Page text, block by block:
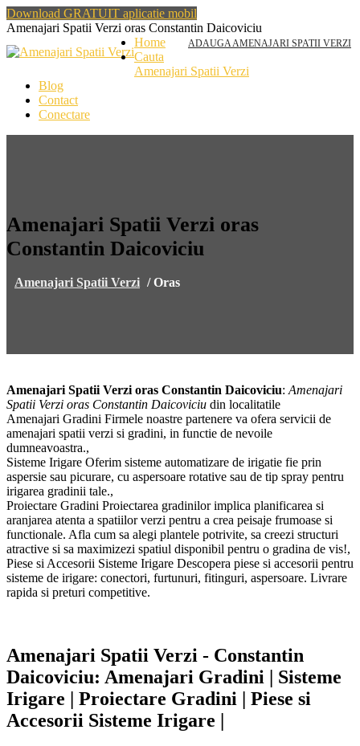
Download GRATUIT aplicatie mobil
Amenajari Spatii Verzi oras Constantin Daicoviciu
ADAUGA AMENAJARI SPATII VERZI
Home
Cauta
Amenajari Spatii Verzi
Blog
Contact
Conectare
Amenajari Spatii Verzi oras
Constantin Daicoviciu
Amenajari Spatii Verzi /Oras
Amenajari Spatii Verzi oras Constantin Daicoviciu: Amenajari
Spatii Verzi oras Constantin Daicoviciu din localitatile
Amenajari Gradini Firmele noastre partenere va ofera servicii de
amenajari spatii verzi si gradini, in functie de nevoile
dumneavoastra.,
Sisteme Irigare Oferim sisteme automatizare de irigatie fie prin
aspersie sau picurare, cu aspersoare rotative sau de tip spray pentru
irigarea gradinii tale.,
Proiectare Gradini Proiectarea gradinilor implica planificarea si
aranjarea atenta a spatiilor verzi pentru a crea peisaje frumoase si
functionale. Afla cum sa alegi plantele potrivite, sa creezi structuri
atractive si sa maximizezi spatiul disponibil pentru o gradina de vis!,
Piese si Accesorii Sisteme Irigare Descopera piese si accesorii pentru
sisteme de irigare: conectori, furtunuri, fitinguri, aspersoare. Livrare
rapida si preturi competitive.
Amenajari Spatii Verzi - Constantin
Daicoviciu: Amenajari Gradini | Sisteme
Irigare | Proiectare Gradini | Piese si
Accesorii Sisteme Irigare |